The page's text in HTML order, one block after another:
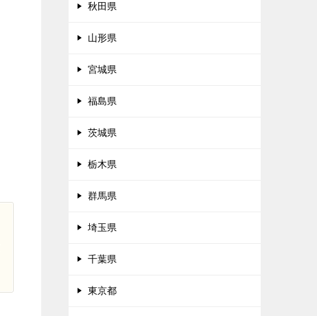
秋田県
山形県
宮城県
福島県
茨城県
栃木県
群馬県
埼玉県
千葉県
東京都